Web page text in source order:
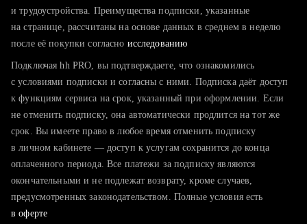
тратите много времени на поиск и вручную поднимаете
хотите сравнить себя с конкурентами и оценить шансы
и трудоустройства. Преимущества подписки, указанные
на странице, рассчитаны на основе данных в среднем в неделю
после её покупки согласно исследованию
Подключая hh PRO, вы подтверждаете, что ознакомились
с условиями подписки и согласны с ними. Подписка даёт доступ
к функциям сервиса на срок, указанный при оформлении. Если
не отменить подписку, она автоматически продлится на тот же
срок. Вы имеете право в любое время отменить подписку
в личном кабинете — доступ к услугам сохранится до конца
оплаченного периода. Все платежи за подписку являются
окончательными и не подлежат возврату, кроме случаев,
предусмотренных законодательством. Полные условия есть
в оферте